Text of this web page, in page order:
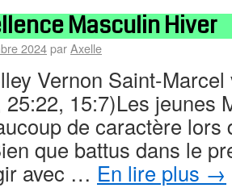
Masculin Hiver
2024parAxelle
Vernon Saint-
25:22, 15:7)Les jeunes
de caractère lors
que battus dans le
avec … En lire plus →